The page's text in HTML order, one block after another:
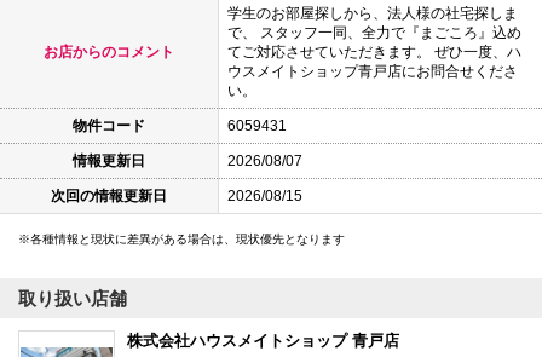
お店からのコメント
学生のお部屋探しから、法人様の社宅探しま
で、 スタッフ一同、全力で『まごころ』込め
てご対応させていただきます。 ぜひ一度、ハ
ウスメイトショップ青戸店にお問合せくださ
い。
物件コード 6059431
情報更新日 2026/08/07
次回の情報更新日 2026/08/15
各種情報と現状に差異がある場合は、現状優先となります
取り扱い店舗
株式会社ハウスメイトショップ 青戸店